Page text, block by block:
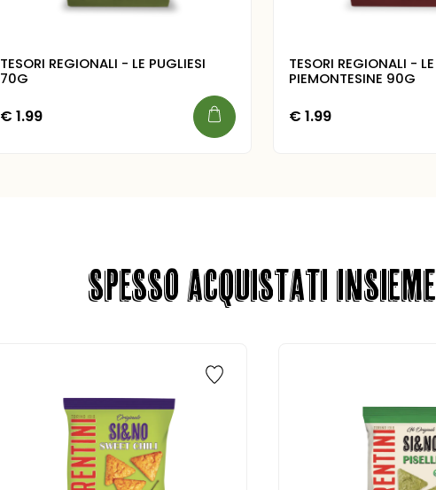
TESORI REGIONALI - LE PUGLIESI
70G
€ 1.99
TESORI REGIONALI - LE
PIEMONTESINE 90G
€ 1.99
SPESSO ACQUISTATI INSIEME